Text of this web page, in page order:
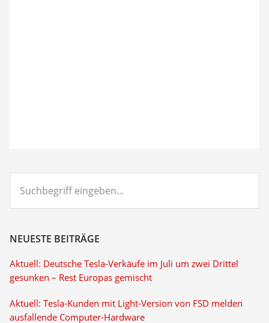
eingeben...
NEUESTE BEITRÄGE
Aktuell: Deutsche Tesla-Verkäufe im Juli um zwei Drittel
gesunken – Rest Europas gemischt
Aktuell: Tesla-Kunden mit Light-Version von FSD melden
ausfallende Computer-Hardware